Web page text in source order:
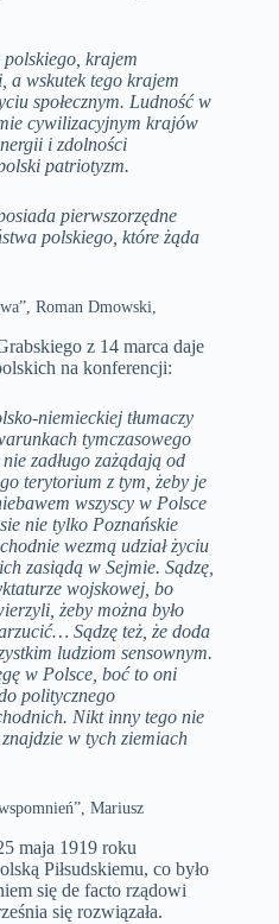
polskiego, krajem
a wskutek tego krajem
społecznym. Ludność w
cywilizacyjnym krajów
i zdolności
patriotyzm.
pierwszorzędne
polskiego, które żąda
Roman Dmowski,
z 14 marca daje
na konferencji:
niemieckiej tłumaczy
tymczasowego
zadługo zażądają od
terytorium z tym, żeby je
wszyscy w Polsce
nie tylko Poznańskie
wezmą udział życiu
zasiądą w Sejmie. Sądzę,
wojskowej, bo
żeby można było
Sądzę też, że doda
ludziom sensownym.
w Polsce, boć to oni
politycznego
Nikt inny tego nie
w tych ziemiach
Mariusz
maja 1919 roku
Piłsudskiemu, co było
się de facto rządowi
się rozwiązała.